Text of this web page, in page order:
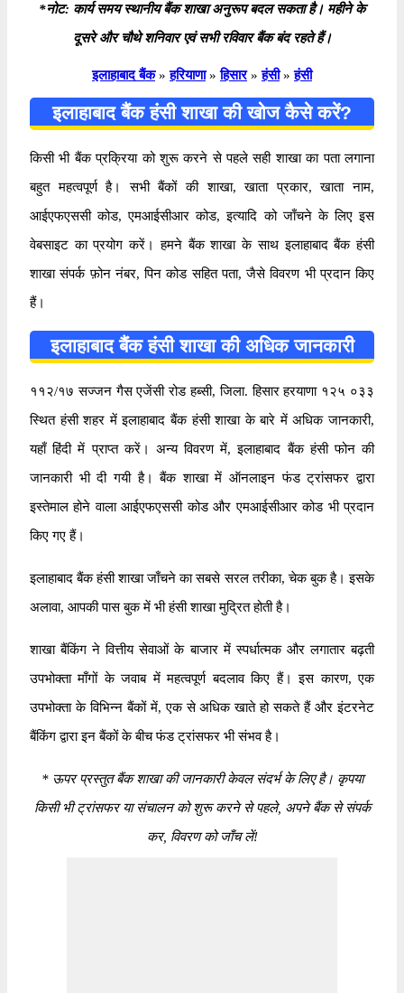
*नोट: कार्य समय स्थानीय बैंक शाखा अनुरूप बदल सकता है। महीने के
दूसरे और चौथे शनिवार एवं सभी रविवार बैंक बंद रहते हैं।
इलाहाबाद बैंक » हरियाणा » हिसार » हंसी » हंसी
इलाहाबाद बैंक हंसी शाखा की खोज कैसे करें?
किसी भी बैंक प्रक्रिया को शुरू करने से पहले सही शाखा का पता लगाना
बहुत महत्वपूर्ण है। सभी बैंकों की शाखा, खाता प्रकार, खाता नाम,
आईएफएससी कोड, एमआईसीआर कोड, इत्यादि को जाँचने के लिए इस
वेबसाइट का प्रयोग करें। हमने बैंक शाखा के साथ इलाहाबाद बैंक हंसी
शाखा संपर्क फ़ोन नंबर, पिन कोड सहित पता, जैसे विवरण भी प्रदान किए
हैं।
इलाहाबाद बैंक हंसी शाखा की अधिक जानकारी
११२/१७ सज्जन गैस एजेंसी रोड हब्सी, जिला. हिसार हरयाणा १२५ ०३३
स्थित हंसी शहर में इलाहाबाद बैंक हंसी शाखा के बारे में अधिक जानकारी,
यहाँ हिंदी में प्राप्त करें। अन्य विवरण में, इलाहाबाद बैंक हंसी फोन की
जानकारी भी दी गयी है। बैंक शाखा में ऑनलाइन फंड ट्रांसफर द्वारा
इस्तेमाल होने वाला आईएफएससी कोड और एमआईसीआर कोड भी प्रदान
किए गए हैं।
इलाहाबाद बैंक हंसी शाखा जाँचने का सबसे सरल तरीका, चेक बुक है। इसके
अलावा, आपकी पास बुक में भी हंसी शाखा मुद्रित होती है।
शाखा बैंकिंग ने वित्तीय सेवाओं के बाजार में स्पर्धात्मक और लगातार बढ़ती
उपभोक्ता माँगों के जवाब में महत्वपूर्ण बदलाव किए हैं। इस कारण, एक
उपभोक्ता के विभिन्न बैंकों में, एक से अधिक खाते हो सकते हैं और इंटरनेट
बैंकिंग द्वारा इन बैंकों के बीच फंड ट्रांसफर भी संभव है।
*ऊपर प्रस्तुत बैंक शाखा की जानकारी केवल संदर्भ के लिए है। कृपया
किसी भी ट्रांसफर या संचालन को शुरू करने से पहले, अपने बैंक से संपर्क
कर, विवरण को जाँच लें!